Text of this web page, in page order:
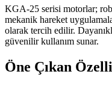
KGA-25 serisi motorlar;
mekanik hareket
olarak tercih edilir.
güvenilir kullanım sunar.
Öne Çıkan